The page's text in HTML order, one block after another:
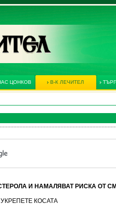
ЦОНКОВ В-К ЛЕЧИТЕЛ
И НАМАЛЯВАТ РИСКА ОТ
УКРЕПЕТЕ КОСАТА